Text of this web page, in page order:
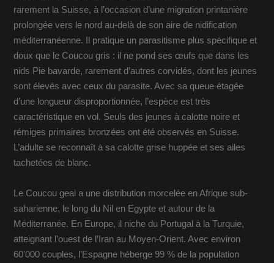
rarement la Suisse, à l’occasion d’une migration printanière
prolongée vers le nord au-delà de son aire de nidification
méditerranéenne. Il pratique un parasitisme plus spécifique et
doux que le Coucou gris : il ne pond ses œufs que dans les
nids Pie bavarde, rarement d’autres corvidés, dont les jeunes
sont élevés avec ceux du parasite. Avec sa queue étagée
d’une longueur disproportionnée, l’espèce est très
caractéristique en vol. Seuls des jeunes à calotte noire et
rémiges primaires bronzées ont été observés en Suisse.
L’adulte se reconnaît à sa calotte grise huppée et ses ailes
tachetées de blanc.
Le Coucou geai a une distribution morcelée en Afrique sub-
saharienne, le long du Nil en Egypte et autour de la
Méditerranée. En Europe, il niche du Portugal à la Turquie,
atteignant l’ouest de l’Iran au Moyen-Orient. Avec environ
60'000 couples, l’Espagne héberge 99 % de la population